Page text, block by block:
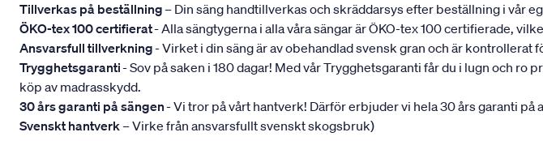
Tillverkas på beställning– Din säng handtillverkas och skräddarsys efter beställning i vår
ÖKO-tex 100 certifierat- Alla sängtygerna i alla våra sängar är ÖKO-tex 100 certifierade,
Ansvarsfull tillverkning- Virket i din säng är av obehandlad svensk gran och är
Trygghetsgaranti- Sov på saken i 180 dagar! Med vår Trygghetsgaranti får du i lugn och ro
köp av madrasskydd.
30 års garanti på sängen- Vi tror på vårt hantverk! Därför erbjuder vi hela 30 års garanti på
Svenskt hantverk– Virke från ansvarsfullt svenskt skogsbruk)